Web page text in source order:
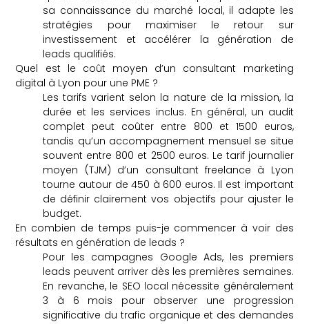
sa connaissance du marché local, il adapte les
stratégies pour maximiser le retour sur
investissement et accélérer la génération de
leads qualifiés.
Quel est le coût moyen d’un consultant marketing
digital à Lyon pour une PME ?
Les tarifs varient selon la nature de la mission, la
durée et les services inclus. En général, un audit
complet peut coûter entre 800 et 1500 euros,
tandis qu’un accompagnement mensuel se situe
souvent entre 800 et 2500 euros. Le tarif journalier
moyen (TJM) d’un consultant freelance à Lyon
tourne autour de 450 à 600 euros. Il est important
de définir clairement vos objectifs pour ajuster le
budget.
En combien de temps puis-je commencer à voir des
résultats en génération de leads ?
Pour les campagnes Google Ads, les premiers
leads peuvent arriver dès les premières semaines.
En revanche, le SEO local nécessite généralement
3 à 6 mois pour observer une progression
significative du trafic organique et des demandes